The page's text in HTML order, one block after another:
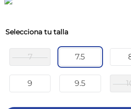
talla
7 7.5
9 9.5